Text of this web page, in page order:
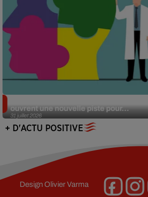
31 juillet 2026
ouvrent une nouvelle piste pour...
+ D'ACTU POSITIVE
DesignOlivier Varma